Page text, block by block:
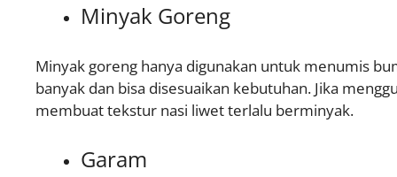
Minyak Goreng
Minyak goreng hanya digunakan untuk menumis
banyak dan bisa disesuaikan kebutuhan. Jika
membuat tekstur nasi liwet terlalu berminyak.
Garam